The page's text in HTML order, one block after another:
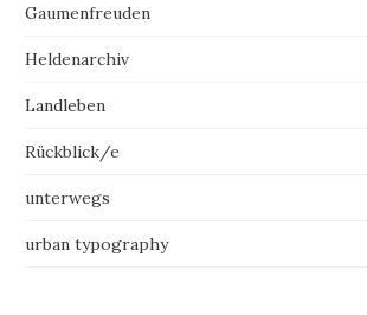
Gaumenfreuden
Heldenarchiv
Landleben
Rückblick/e
unterwegs
urban typography